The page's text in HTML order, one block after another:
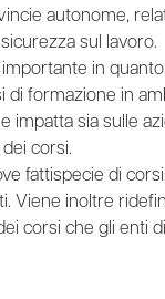
autonome,
sul lavoro.
importante in
di formazione in
impatta sia sulle
corsi.
fattispecie di
Viene inoltre
corsi che gli enti